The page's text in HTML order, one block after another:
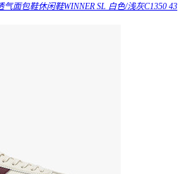
面包鞋休闲鞋WINNER SL 白色/浅灰C1350 43